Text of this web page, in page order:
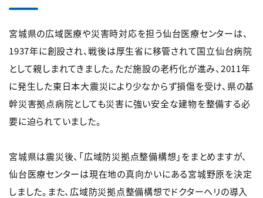
宮城県の広域医療や災害時対応を担う仙台医療センターは、
1937年に創設され、戦後は厚生省に移管されて国立仙台病院
として親しまれてきました。ただ施設の老朽化が進み、2011年
に発生した東日本大震災により少なからず損傷を受け、県の基
幹災害拠点病院としても災害に強い安全な建物を整備する必
要に迫られていました。
宮城県は震災後、「広域防災拠点整備構想」をまとめますが、
仙台医療センターは現在地の真向かいにある宮城野原を決定
しました。また、広域防災拠点整備構想でドクターヘリの導入